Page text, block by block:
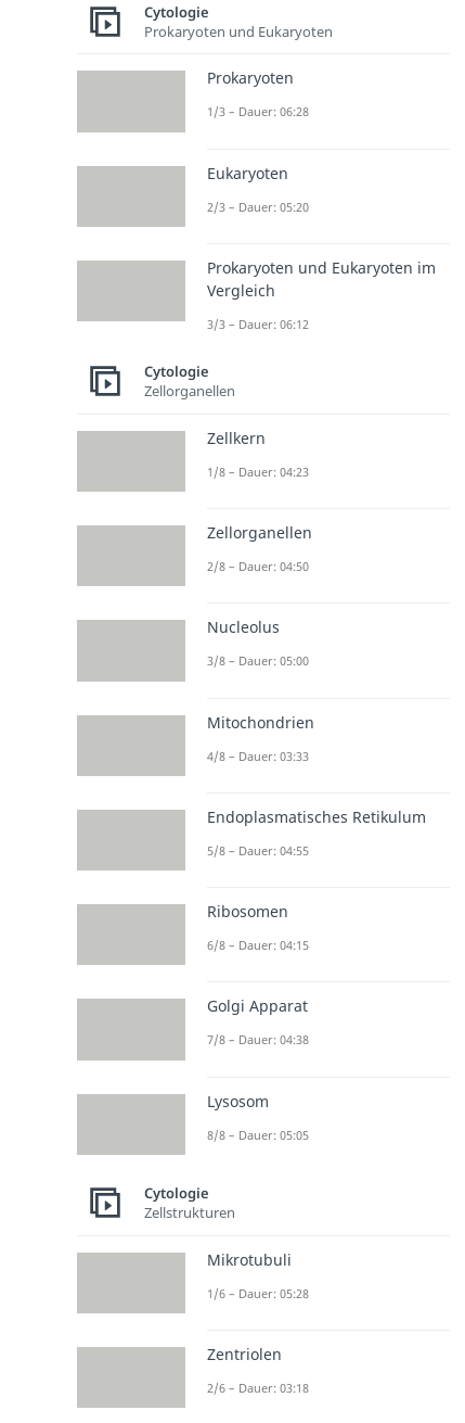
Cytologie
Prokaryoten und Eukaryoten
Prokaryoten
1/3 – Dauer: 06:28
Eukaryoten
2/3 – Dauer: 05:20
Prokaryoten und Eukaryoten im
Vergleich
3/3 – Dauer: 06:12
Cytologie
Zellorganellen
Zellkern
1/8 – Dauer: 04:23
Zellorganellen
2/8 – Dauer: 04:50
Nucleolus
3/8 – Dauer: 05:00
Mitochondrien
4/8 – Dauer: 03:33
Endoplasmatisches Retikulum
5/8 – Dauer: 04:55
Ribosomen
6/8 – Dauer: 04:15
Golgi Apparat
7/8 – Dauer: 04:38
Lysosom
8/8 – Dauer: 05:05
Cytologie
Zellstrukturen
Mikrotubuli
1/6 – Dauer: 05:28
Zentriolen
2/6 – Dauer: 03:18